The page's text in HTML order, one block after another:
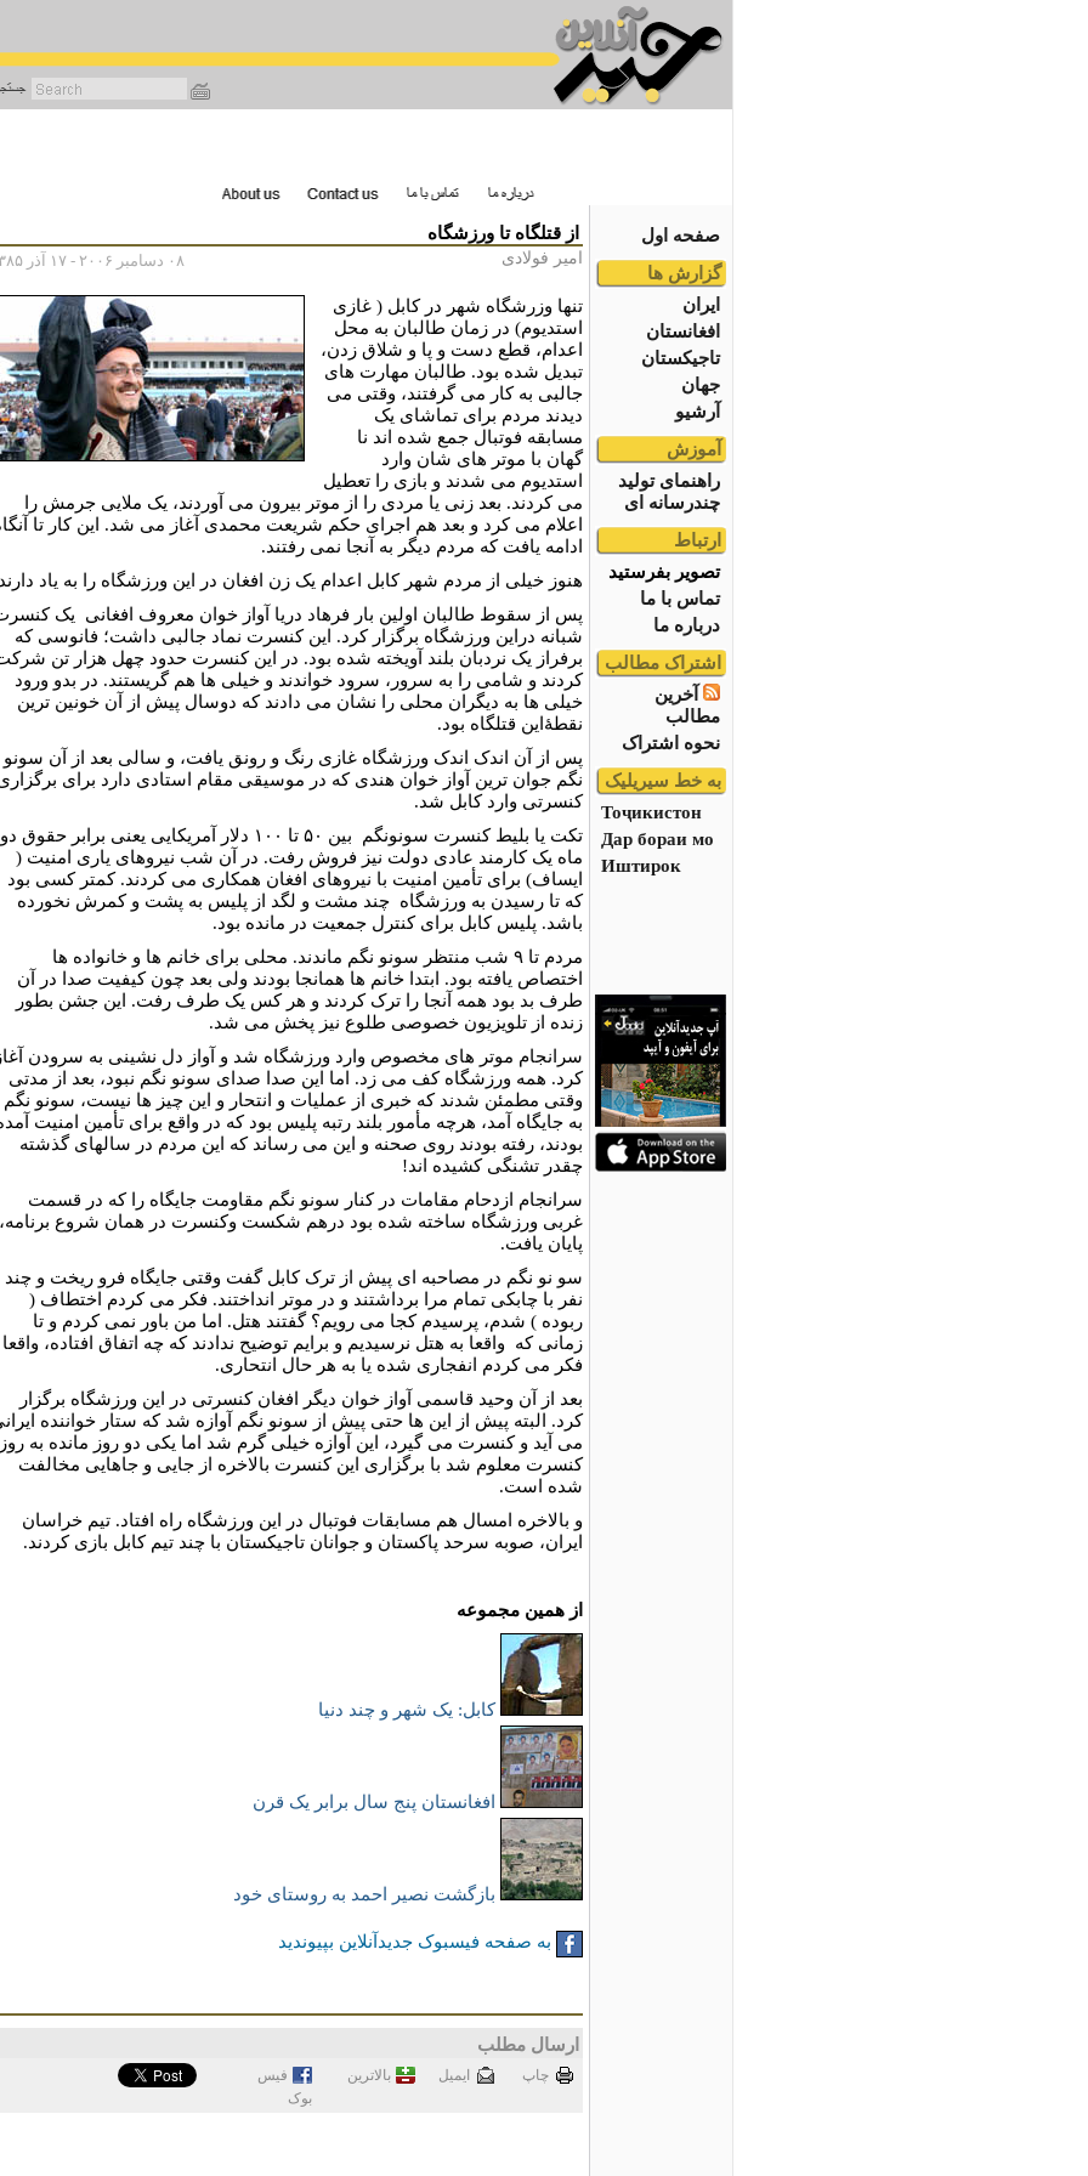
صفحه اول
گزارش ها
ایران
افغانستان
تاجیکستان
جهان
آرشیو
آموزش
راهنمای تولید
چندرسانه ای
ارتباط
تصویر بفرستید
تماس با ما
درباره ما
اشتراک مطالب
آخرین
مطالب
نحوه اشتراک
به خط سیریلیک
Тоҷикистон
Дар бораи мо
Иштирок
از قتلگاه تا ورزشگاه
۰۸ دسامبر ۲۰۰۶ - ۱۷ آذر ۱۳۸۵ امير فولادی
تنها وزرشگاه شهر در کابل ( غازی
استديوم) در زمان طالبان به محل
اعدام، قطع دست و پا و شلاق زدن،
تبديل شده بود. طالبان مهارت های
جالبی به کار می گرفتند، وقتی می
ديدند مردم برای تماشای يک
مسابقه فوتبال جمع شده اند نا
گهان با موتر های شان وارد
استديوم می شدند و بازی را تعطيل
می کردند. بعد زنی يا مردی را از موتر بيرون می آوردند، يک ملايی جرمش را
اعلام می کرد و بعد هم اجرای حکم شريعت محمدی آغاز می شد. اين کار تا
ادامه يافت که مردم ديگر به آنجا نمی رفتند.
هنوز خيلی از مردم شهر کابل اعدام يک زن افغان در اين ورزشگاه را به ياد
پس از سقوط طالبان اولين بار فرهاد دريا آواز خوان معروف افغانی يک
شبانه دراين ورزشگاه برگزار کرد. اين کنسرت نماد جالبی داشت؛ فانوسی که
برفراز يک نردبان بلند آويخته شده بود. در اين کنسرت حدود چهل هزار تن
کردند و شامی را به سرور، سرود خواندند و خيلی ها هم گريستند. در بدو ورود
خيلی ها به ديگران محلی را نشان می دادند که دوسال پيش از آن خونين ترين
نقطۀاين قتلگاه بود.
پس از آن اندک اندک ورزشگاه غازی رنگ و رونق يافت، و سالی بعد از آن سونو
نگم جوان ترين آواز خوان هندی که در موسيقی مقام استادی دارد برای
کنسرتی وارد کابل شد.
تکت يا بليط کنسرت سونونگم بين ۵۰ تا ۱۰۰ دلار آمريکايی يعنی برابر حقوق دو
ماه يک کارمند عادی دولت نيز فروش رفت. در آن شب نيروهای ياری امنيت (
ايساف) برای تأمين امنيت با نيروهای افغان همکاری می کردند. کمتر کسی بود
که تا رسيدن به ورزشگاه چند مشت و لگد از پليس به پشت و کمرش نخورده
باشد. پليس کابل برای کنترل جمعيت در مانده بود.
مردم تا ۹ شب منتظر سونو نگم ماندند. محلی برای خانم ها و خانواده ها
اختصاص يافته بود. ابتدا خانم ها همانجا بودند ولی بعد چون کيفيت صدا در آن
طرف بد بود همه آنجا را ترک کردند و هر کس يک طرف رفت. اين جشن بطور
زنده از تلويزيون خصوصی طلوع نيز پخش می شد.
سرانجام موتر های مخصوص وارد ورزشگاه شد و آواز دل نشينی به سرودن
کرد. همه ورزشگاه کف می زد. اما اين صدا صدای سونو نگم نبود، بعد از مدتی
وقتی مطمئن شدند که خبری از عمليات و انتحار و اين چيز ها نيست، سونو نگم
به جايگاه آمد، هرچه مأمور بلند رتبه پليس بود که در واقع برای تأمين امنيت
بودند، رفته بودند روی صحنه و اين می رساند که اين مردم در سالهای گذشته
چقدر تشنگی کشيده اند!
سرانجام ازدحام مقامات در کنار سونو نگم مقاومت جايگاه را که در قسمت
غربی ورزشگاه ساخته شده بود درهم شکست وکنسرت در همان شروع برنامه،
پايان يافت.
سو نو نگم در مصاحبه ای پيش از ترک کابل گفت وقتی جايگاه فرو ريخت و چند
نفر با چابکی تمام مرا برداشتند و در موتر انداختند. فکر می کردم اختطاف (
ربوده ) شدم، پرسيدم کجا می رويم؟ گفتند هتل. اما من باور نمی کردم و تا
زمانی که واقعا به هتل نرسيديم و برايم توضيح ندادند که چه اتفاق افتاده، واقعا
فکر می کردم انفجاری شده يا به هر حال انتحاری.
بعد از آن وحيد قاسمی آواز خوان ديگر افغان کنسرتی در اين ورزشگاه برگزار
کرد. البته پيش از اين ها حتی پيش از سونو نگم آوازه شد که ستار خواننده
می آيد و کنسرت می گيرد، اين آوازه خيلی گرم شد اما يکی دو روز مانده به روز
کنسرت معلوم شد با برگزاری اين کنسرت بالاخره از جايی و جاهايی مخالفت
شده است.
و بالاخره امسال هم مسابقات فوتبال در اين ورزشگاه راه افتاد. تيم خراسان
ايران، صوبه سرحد پاکستان و جوانان تاجيکستان با چند تيم کابل بازی کردند.
از همين مجموعه
کابل: یک شهر و چند دنیا
افغانستان پنج سال برابر یک قرن
بازگشت نصیر احمد به روستای خود
به صفحه فیسبوک جدیدآنلاین بپیوندید
ارسال مطلب
چاپ ايميل بالاترین
فيس
بوک